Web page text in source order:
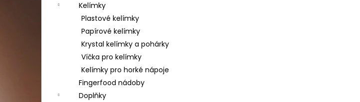
Kelímky
Plastové kelímky
Papírové kelímky
Krystal kelímky a pohárky
Víčka pro kelímky
Kelímky pro horké nápoje
Fingerfood nádoby
Doplňky